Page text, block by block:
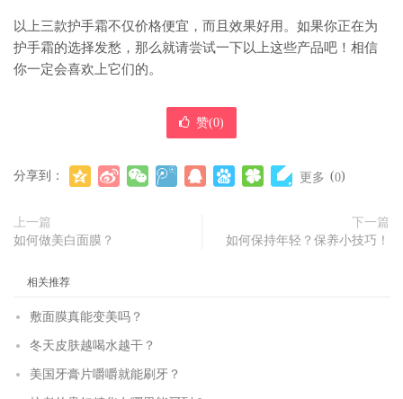
以上三款护手霜不仅价格便宜，而且效果好用。如果你正在为
护手霜的选择发愁，那么就请尝试一下以上这些产品吧！相信
你一定会喜欢上它们的。
赞(0)
分享到： 更多 (0)
上一篇
如何做美白面膜？
下一篇
如何保持年轻？保养小技巧！
相关推荐
敷面膜真能变美吗？
冬天皮肤越喝水越干？
美国牙膏片嚼嚼就能刷牙？